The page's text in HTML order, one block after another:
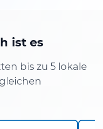
ist es
bis zu 5 lokale